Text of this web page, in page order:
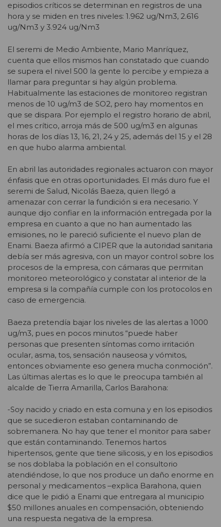
episodios críticos se determinan en registros de una
hora y se miden en tres niveles: 1.962 ug/Nm3, 2.616
ug/Nm3 y 3.924 ug/Nm3
El seremi de Medio Ambiente, Mario Manríquez,
cuenta que ellos mismos han constatado que cuando
se supera el nivel 500 la gente lo percibe y empieza a
llamar para preguntar si hay algún problema.
Habitualmente las estaciones de monitoreo registran
menos de 10 ug/m3 de SO2, pero hay momentos en
que se dispara. Por ejemplo el registro horario de abril,
el mes crítico, arroja más de 500 ug/m3 en algunas
horas de los días 13, 16, 21, 24 y 25, además del 15 y el 28
en que hubo alarma ambiental.
En abril las autoridades regionales actuaron con mayor
énfasis que en otras oportunidades. El más duro fue el
seremi de Salud, Nicolás Baeza, quien llegó a
amenazar con cerrar la fundición si era necesario. Y
aunque dijo confiar en la información entregada por la
empresa en cuanto a que no han aumentado las
emisiones, no le pareció suficiente el nuevo plan de
Enami. Baeza afirmó a CIPER que la autoridad sanitaria
debía ser más agresiva, con un mayor control sobre los
procesos de la empresa, con cámaras que permitan
monitoreo meteorológico y constatar al interior de la
empresa si la compañía cumple con los protocolos en
caso de emergencia.
Baeza pretendía bajar los niveles de las alertas a 1000
ug/m3, pues en pocos minutos “puede haber
personas que presenten síntomas como irritación
ocular, asma, tos, sensación nauseosa y vómitos,
entonces obviamente eso genera mucha conmoción”.
Las últimas alertas es lo que le preocupa también al
alcalde de Tierra Amarilla, Carlos Barahona:
-Soy nacido y criado en esta comuna y en los episodios
que se sucedieron estaban contaminando de
sobremanera. No hay que tener el monitor para saber
que están contaminando. Tenemos hartos
hipertensos, gente que tiene silicosis, y en los episodios
se nos doblaba la población en el consultorio
atendiéndose, lo que nos produce un daño enorme en
personal y medicamentos –explica Barahona, quien
dice que le pidió a Enami que entregara al municipio
$50 millones anuales en compensación, obteniendo
una respuesta negativa de la empresa.